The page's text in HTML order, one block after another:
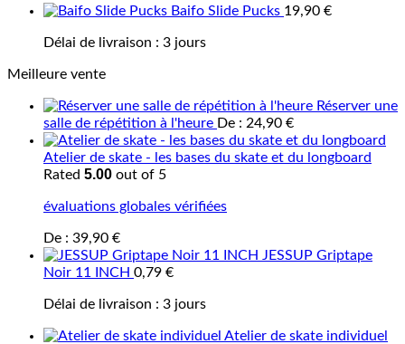
Baifo Slide Pucks 19,90 €
Délai de livraison : 3 jours
Meilleure vente
Réserver une
salle de répétition à l'heure De : 24,90 €
Atelier de skate - les bases du skate et du longboard
Rated 5.00 out of 5
évaluations globales vérifiées
De : 39,90 €
JESSUP Griptape
Noir 11 INCH 0,79 €
Délai de livraison : 3 jours
Atelier de skate individuel